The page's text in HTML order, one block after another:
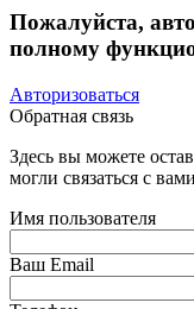
Пожалуйста,
полному
Авторизоваться
Обратная связь
Здесь вы можете
могли связаться с
Имя пользователя
Ваш Email